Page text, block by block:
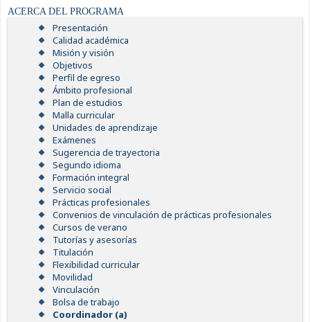
ACERCA DEL PROGRAMA
Presentación
Calidad académica
Misión y visión
Objetivos
Perfil de egreso
Ámbito profesional
Plan de estudios
Malla curricular
Unidades de aprendizaje
Exámenes
Sugerencia de trayectoria
Segundo idioma
Formación integral
Servicio social
Prácticas profesionales
Convenios de vinculación de prácticas profesionales
Cursos de verano
Tutorías y asesorías
Titulación
Flexibilidad curricular
Movilidad
Vinculación
Bolsa de trabajo
Coordinador (a)